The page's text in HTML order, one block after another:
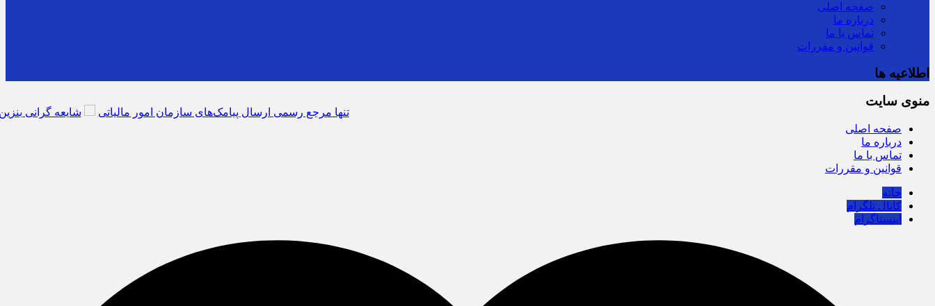
صفحه اصلی
درباره ما
تماس با ما
قوانین و مقررات
اطلاعیه ها
سرشماره «MALIAT» تنها مرجع رسمی ارسال پیامک‌های سازمان امور مالیاتی شایعه گرانی بنزین، قیمت خودروهای برقی
منوی سایت
صفحه اصلی
درباره ما
تماس با ما
قوانین و مقررات
خانه
کانال تلگرام
اینستاگرام